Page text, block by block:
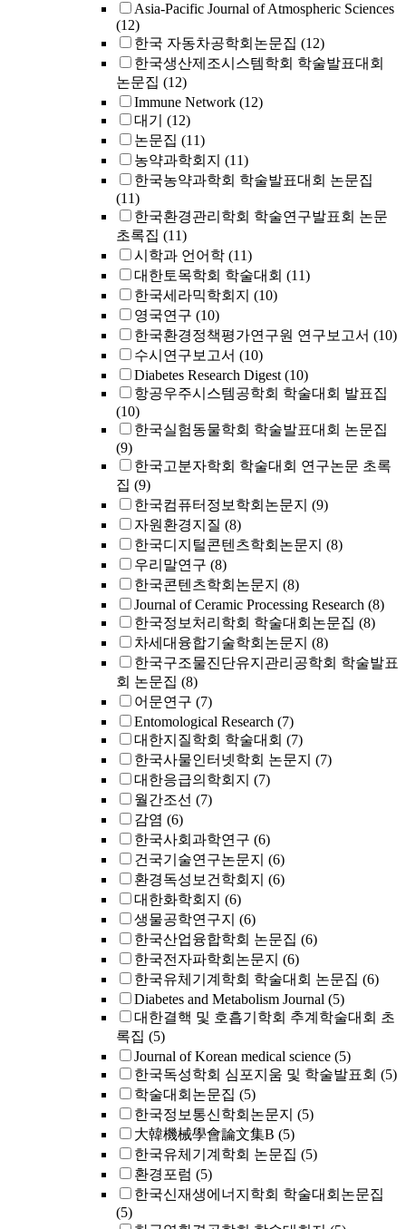
Asia-Pacific Journal of Atmospheric Sciences
(12)
한국 자동차공학회논문집 (12)
한국생산제조시스템학회 학술발표대회
논문집 (12)
Immune Network (12)
대기
(12)
논문집 (11)
농약과학회지 (11)
한국농약과학회 학술발표대회 논문집
(11)
한국환경관리학회 학술연구발표회 논문
초록집 (11)
시학과 언어학 (11)
대한토목학회 학술대회 (11)
한국세라믹학회지 (10)
영국연구 (10)
한국환경정책평가연구원 연구보고서 (10)
수시연구보고서 (10)
Diabetes Research Digest (10)
항공우주시스템공학회 학술대회 발표집
(10)
한국실험동물학회 학술발표대회 논문집
(9)
한국고분자학회 학술대회 연구논문 초록
집 (9)
한국컴퓨터정보학회논문지 (9)
자원환경지질 (8)
한국디지털콘텐츠학회논문지 (8)
우리말연구 (8)
한국콘텐츠학회논문지 (8)
Journal of Ceramic Processing Research (8)
한국정보처리학회 학술대회논문집 (8)
차세대융합기술학회논문지 (8)
한국구조물진단유지관리공학회 학술발표
회 논문집 (8)
어문연구 (7)
Entomological Research (7)
대한지질학회 학술대회 (7)
한국사물인터넷학회 논문지 (7)
대한응급의학회지 (7)
월간조선 (7)
감염 (6)
한국사회과학연구 (6)
건국기술연구논문지 (6)
환경독성보건학회지 (6)
대한화학회지 (6)
생물공학연구지 (6)
한국산업융합학회 논문집 (6)
한국전자파학회논문지 (6)
한국유체기계학회 학술대회 논문집 (6)
Diabetes and Metabolism Journal (5)
대한결핵 및 호흡기학회 추계학술대회 초
록집 (5)
Journal of Korean medical science (5)
한국독성학회 심포지움 및 학술발표회 (5)
학술대회논문집 (5)
한국정보통신학회논문지 (5)
大韓機械學會論文集B (5)
한국유체기계학회 논문집 (5)
환경포럼 (5)
한국신재생에너지학회 학술대회논문집
(5)